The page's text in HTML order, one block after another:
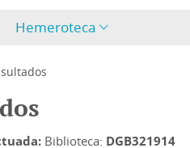
Hemeroteca
Biblioteca: DGB321914